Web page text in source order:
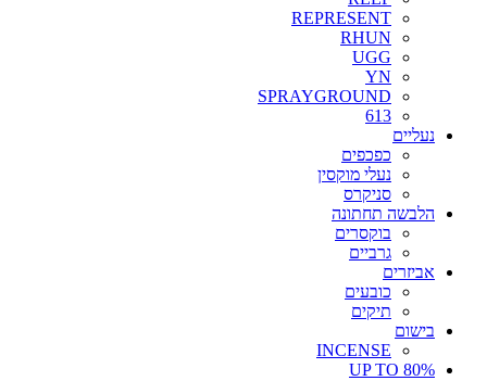
REPRESENT
RHUN
UGG
YN
SPRAYGROUND
613
נעליים
כפכפים
נעלי מוקסין
סניקרס
הלבשה תחתונה
בוקסרים
גרביים
אביזרים
כובעים
תיקים
בישום
INCENSE
UP TO 80%